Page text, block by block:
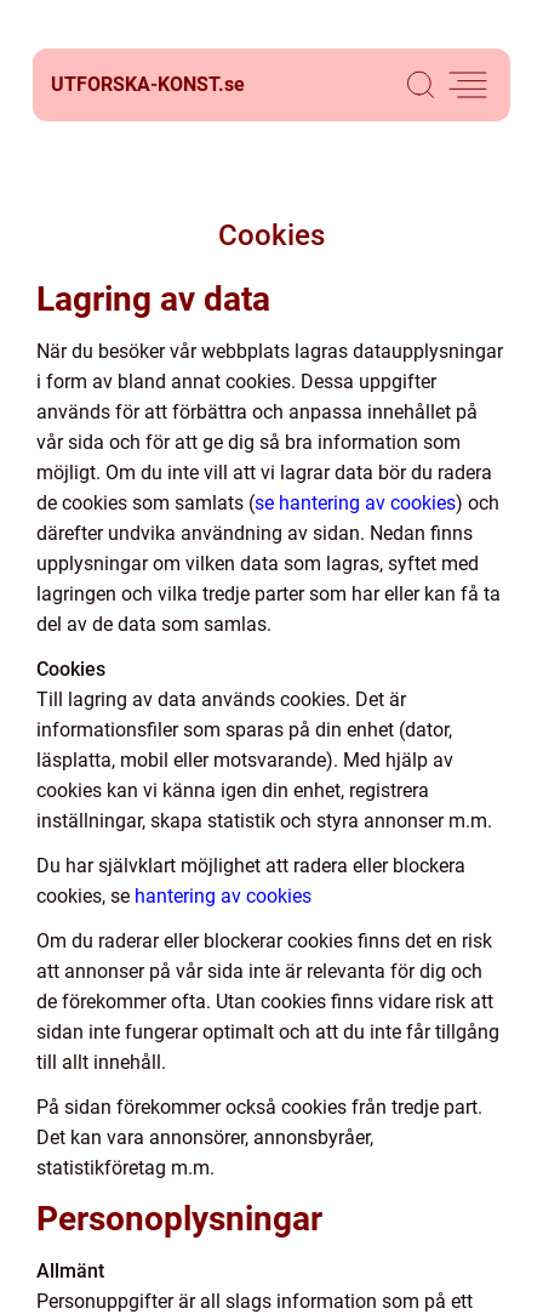
UTFORSKA-KONST.se
Cookies
Lagring av data
När du besöker vår webbplats lagras dataupplysningar
i form av bland annat cookies. Dessa uppgifter
används för att förbättra och anpassa innehållet på
vår sida och för att ge dig så bra information som
möjligt. Om du inte vill att vi lagrar data bör du radera
de cookies som samlats (se hantering av cookies) och
därefter undvika användning av sidan. Nedan finns
upplysningar om vilken data som lagras, syftet med
lagringen och vilka tredje parter som har eller kan få ta
del av de data som samlas.
Cookies
Till lagring av data används cookies. Det är
informationsfiler som sparas på din enhet (dator,
läsplatta, mobil eller motsvarande). Med hjälp av
cookies kan vi känna igen din enhet, registrera
inställningar, skapa statistik och styra annonser m.m.
Du har självklart möjlighet att radera eller blockera
cookies, se hantering av cookies
Om du raderar eller blockerar cookies finns det en risk
att annonser på vår sida inte är relevanta för dig och
de förekommer ofta. Utan cookies finns vidare risk att
sidan inte fungerar optimalt och att du inte får tillgång
till allt innehåll.
På sidan förekommer också cookies från tredje part.
Det kan vara annonsörer, annonsbyråer,
statistikföretag m.m.
Personoplysningar
Allmänt
Personuppgifter är all slags information som på ett